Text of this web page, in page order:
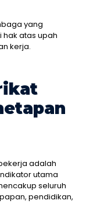
yang
atas upah
kerja.
adalah
utama
seluruh
pendidikan,